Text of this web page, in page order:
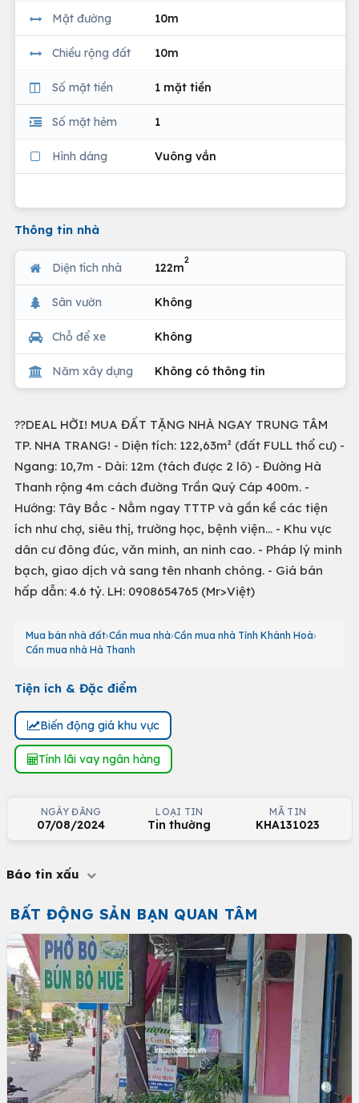
Mặt đường 10m
Chiều rộng đất 10m
Số mặt tiền 1 mặt tiền
Số mặt hẻm 1
Hình dáng Vuông vắn
Thông tin nhà
Diện tích nhà 122m
2
Sân vườn Không
Chỗ để xe Không
Năm xây dựng Không có thông tin
??DEAL HỜI! MUA ĐẤT TẶNG NHÀ NGAY TRUNG TÂM
TP. NHA TRANG! - Diện tích: 122,63m² (đất FULL thổ cư) -
Ngang: 10,7m - Dài: 12m (tách được 2 lô) - Đường Hà
Thanh rộng 4m cách đường Trần Quý Cáp 400m. -
Hướng: Tây Bắc - Nằm ngay TTTP và gần kề các tiện
ích như chợ, siêu thị, trường học, bệnh viện… - Khu vực
dân cư đông đúc, văn minh, an ninh cao. - Pháp lý minh
bạch, giao dịch và sang tên nhanh chóng. - Giá bán
hấp dẫn: 4.6 tỷ. LH: 0908654765 (Mr>Việt)
Mua bán nhà đất Cần mua nhà Cần mua nhà Tỉnh Khánh Hoà
Cần mua nhà Hà Thanh
Tiện ích & Đặc điểm
Biến động giá khu vực
Tính lãi vay ngân hàng
NGÀY ĐĂNG
07/08/2024
LOẠI TIN
Tin thường
MÃ TIN
KHA131023
Báo tin xấu
BẤT ĐỘNG SẢN BẠN QUAN TÂM